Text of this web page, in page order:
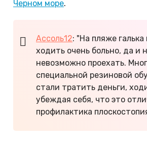
Черном море.
Ассоль12: "На пляже галька
ходить очень больно, да и
невозможно проехать.
специальной резиновой
стали тратить деньги,
убеждая себя, что это
профилактика